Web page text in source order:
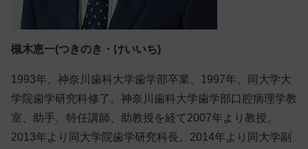
槻木恵一(つきのき・けいいち)
1993年、神奈川歯科大学歯学部卒業。1997年、同大学大
学院歯学研究科修了。神奈川歯科大学歯学部口腔病理学教
室、助手、特任講師、助教授を経て2007年より教授。
2013年より同大学院歯学研究科長。2014年より同大学副